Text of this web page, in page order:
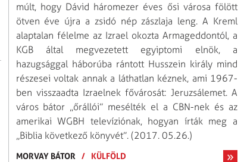
múlt, hogy Dávid három­ezer éves ősi városa fölött
ötven éve újra a zsidó nép zászlaja leng. A Kreml
alaptalan félelme az Izrael okozta Armageddontól, a
KGB által megvezetett egyiptomi elnök, a
hazugsággal háborúba rántott Husszein király mind
részesei voltak annak a láthatlan kéznek, ami 1967-
ben visszaadta Izraelnek fővárosát: Jeruzsálemet. A
város bátor „őrállói” mesélték el a CBN-nek és az
amerikai WGBH televíziónak, hogyan írták meg a
„Biblia következő könyvét”. (2017. 05.26.)
MORVAY BÁTOR / KÜLFÖLD